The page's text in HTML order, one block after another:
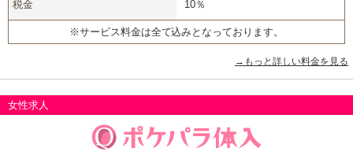
税金 10％
※サービス料金は全て込みとなっております。
→もっと詳しい料金を見る
女性求人